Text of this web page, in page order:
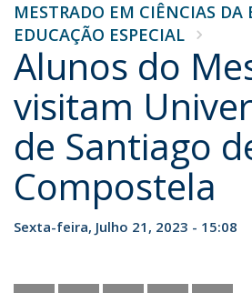
MESTRADO EM CIÊNCIAS DA
EDUCAÇÃO ESPECIAL
Alunos do
visitam
de Santiago
Compostela
Sexta-feira, Julho 21, 2023 - 15:08